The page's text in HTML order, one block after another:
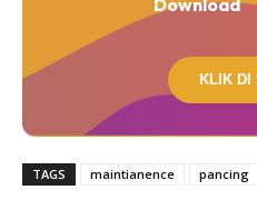
KLIK DI
TAGS maintianence pancing